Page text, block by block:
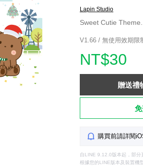
Lapin Studio
Sweet Cutie
V1.66 / 無使用效期限
NT$30
贈送禮
購買前請詳閱
自LINE 9.12.0版本起，部分
根據您的LINE版本及裝置機